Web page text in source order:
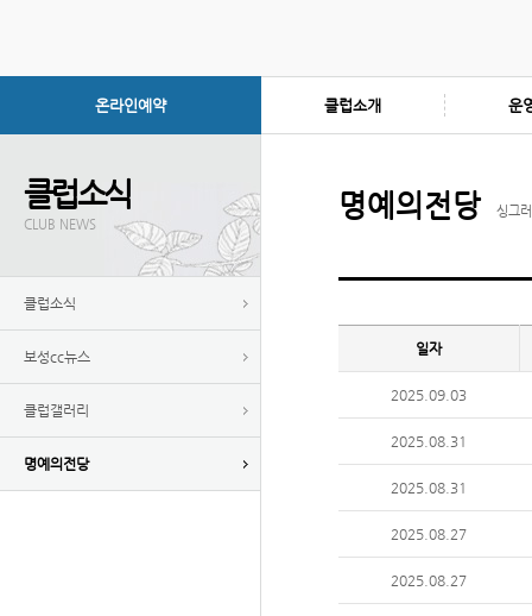
온라인예약 클럽소개 운
클럽소식
CLUB NEWS
클럽소식
보성cc뉴스
클럽갤러리
명예의전당
명예의전당 싱그
일자
2025.09.03
2025.08.31
2025.08.31
2025.08.27
2025.08.27